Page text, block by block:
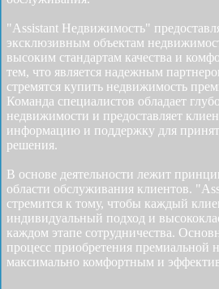
"Assistant Недвижимость"
эксклюзивным объектам
высоким стандартам качества и
тем, что является надежным
стремятся купить недвижимость
Команда специалистов обладает
недвижимости и предоставляет
информацию и поддержку для
решения.
В основе деятельности лежит
области обслуживания клиентов.
стремится к тому, чтобы каждый
индивидуальный подход и
каждом этапе сотрудничества.
процесс приобретения премиальной
максимально комфортным и